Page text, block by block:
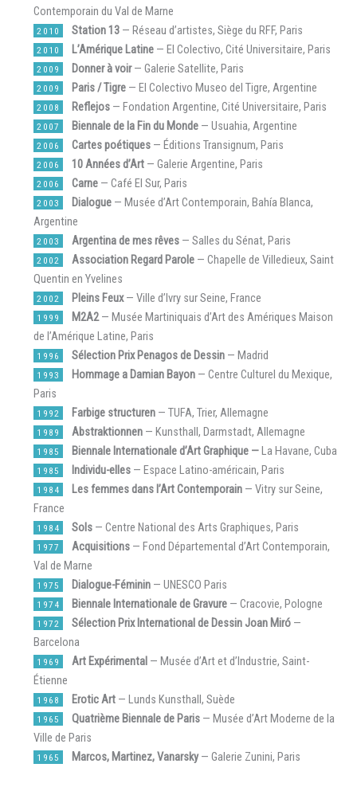
Contemporain du Val de Marne
2010 Station 13 — Réseau d’artistes, Siège du RFF, Paris
2010 L’Amérique Latine — El Colectivo, Cité Universitaire, Paris
2009 Donner à voir— Galerie Satellite, Paris
2009 Paris / Tigre — El Colectivo Museo del Tigre, Argentine
2008 Reflejos — Fondation Argentine, Cité Universitaire, Paris
2007 Biennale de la Fin du Monde — Usuahia, Argentine
2006 Cartes poétiques — Éditions Transignum, Paris
2006 10 Années d’Art — Galerie Argentine, Paris
2006 Carne — Café El Sur, Paris
2003 Dialogue — Musée d’Art Contemporain, Bahía Blanca,
Argentine
2003 Argentina de mes rêves — Salles du Sénat, Paris
2002 Association Regard Parole — Chapelle de Villedieux, Saint
Quentin en Yvelines
2002 Pleins Feux— Ville d’Ivry sur Seine, France
1999 M2A2— Musée Martiniquais d’Art des Amériques Maison
de l’Amérique Latine, Paris
1996 Sélection Prix Penagos de Dessin — Madrid
1993 Hommage a Damian Bayon — Centre Culturel du Mexique,
Paris
1992 Farbige structuren — TUFA, Trier, Allemagne
1989 Abstraktionnen — Kunsthall, Darmstadt, Allemagne
1985 Biennale Internationale d’Art Graphique —La Havane, Cuba
1985 Individu-elles — Espace Latino-américain, Paris
1984 Les femmes dans l’Art Contemporain — Vitry sur Seine,
France
1984 Sols — Centre National des Arts Graphiques, Paris
1977 Acquisitions — Fond Départemental d’Art Contemporain,
Val de Marne
1975 Dialogue-Féminin — UNESCO Paris
1974 Biennale Internationale de Gravure — Cracovie, Pologne
1972 Sélection Prix International de Dessin Joan Miró —
Barcelona
1969 Art Expérimental — Musée d’Art et d’Industrie, Saint-
Étienne
1968 Erotic Art — Lunds Kunsthall, Suède
1965 Quatrième Biennale de Paris — Musée d’Art Moderne de la
Ville de Paris
1965 Marcos, Martinez, Vanarsky— Galerie Zunini, Paris